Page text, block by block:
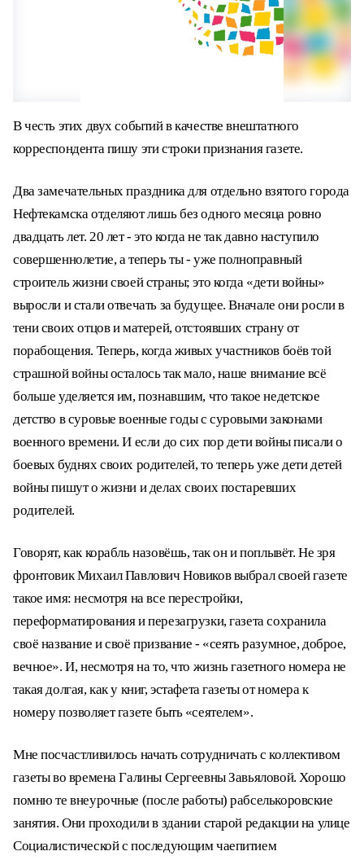
В честь этих двух событий в качестве внештатного
корреспондента пишу эти строки признания газете.
Два замечательных праздника для отдельно взятого города
Нефтекамска отделяют лишь без одного месяца ровно
двадцать лет. 20 лет - это когда не так давно наступило
совершеннолетие, а теперь ты - уже полноправный
строитель жизни своей страны; это когда «дети войны»
выросли и стали отвечать за будущее. Вначале они росли в
тени своих отцов и матерей, отстоявших страну от
порабощения. Теперь, когда живых участников боёв той
страшной войны осталось так мало, наше внимание всё
больше уделяется им, познавшим, что такое недетское
детство в суровые военные годы с суровыми законами
военного времени. И если до сих пор дети войны писали о
боевых буднях своих родителей, то теперь уже дети детей
войны пишут о жизни и делах своих постаревших
родителей.
Говорят, как корабль назовёшь, так он и поплывёт. Не зря
фронтовик Михаил Павлович Новиков выбрал своей газете
такое имя: несмотря на все перестройки,
переформатирования и перезагрузки, газета сохранила
своё название и своё призвание - «сеять разумное, доброе,
вечное». И, несмотря на то, что жизнь газетного номера не
такая долгая, как у книг, эстафета газеты от номера к
номеру позволяет газете быть «сеятелем».
Мне посчастливилось начать сотрудничать с коллективом
газеты во времена Галины Сергеевны Завьяловой. Хорошо
помню те внеурочные (после работы) рабселькоровские
занятия. Они проходили в здании старой редакции на улице
Социалистической с последующим чаепитием